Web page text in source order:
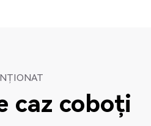
caz coboți